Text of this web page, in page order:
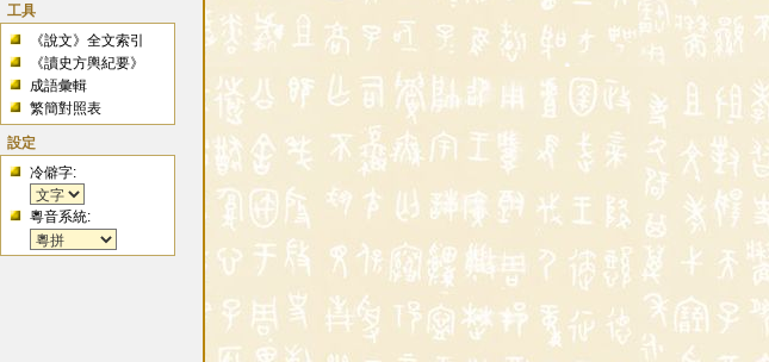
工具
《說文》全文索引
《讀史方輿紀要》
成語彙輯
繁簡對照表
設定
冷僻字:
粵音系統: